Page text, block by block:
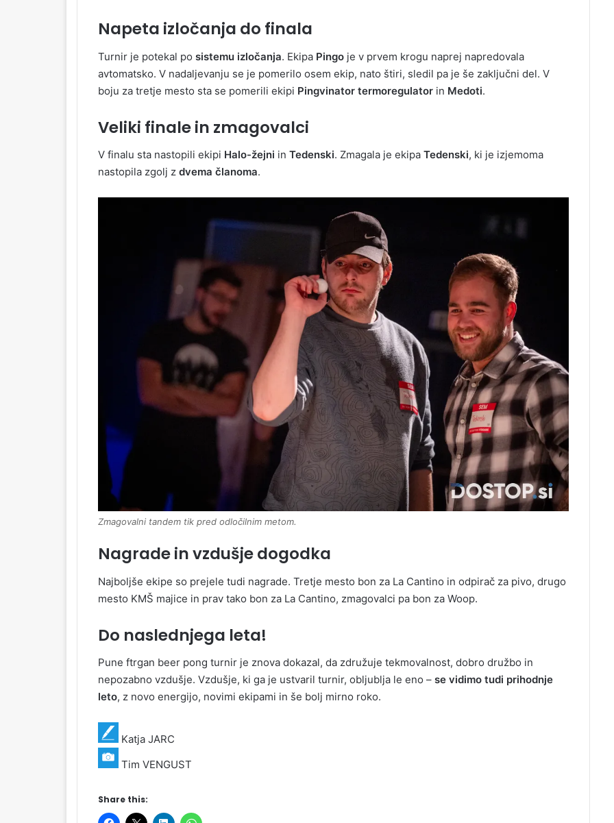
Napeta izločanja do finala
Turnir je potekal po sistemu izločanja. Ekipa Pingo je v prvem krogu naprej napredovala
avtomatsko. V nadaljevanju se je pomerilo osem ekip, nato štiri, sledil pa je še zaključni del. V
boju za tretje mesto sta se pomerili ekipi Pingvinator termoregulator in Medoti.
Veliki finale in zmagovalci
V finalu sta nastopili ekipi Halo-žejni in Tedenski. Zmagala je ekipa Tedenski, ki je izjemoma
nastopila zgolj z dvema članoma.
Zmagovalni tandem tik pred odločilnim metom.
Nagrade in vzdušje dogodka
Najboljše ekipe so prejele tudi nagrade. Tretje mesto bon za La Cantino in odpirač za pivo, drugo
mesto KMŠ majice in prav tako bon za La Cantino, zmagovalci pa bon za Woop.
Do naslednjega leta!
Pune ftrgan beer pong turnir je znova dokazal, da združuje tekmovalnost, dobro družbo in
nepozabno vzdušje. Vzdušje, ki ga je ustvaril turnir, obljublja le eno – se vidimo tudi prihodnje
leto, z novo energijo, novimi ekipami in še bolj mirno roko.
Katja JARC
Tim VENGUST
Share this: